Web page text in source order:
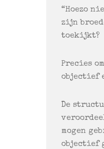
“Hoezo
zijn
toekijkt?
Precies
objectief
De
mogen
objectief